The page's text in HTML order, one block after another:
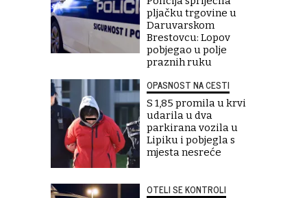
pljačku trgovine u
Daruvarskom
Brestovcu: Lopov
pobjegao u polje
praznih ruku
OPASNOST NA CESTI
S 1,85 promila u krvi
udarila u dva
parkirana vozila u
Lipiku i pobjegla s
mjesta nesreće
OTELI SE KONTROLI